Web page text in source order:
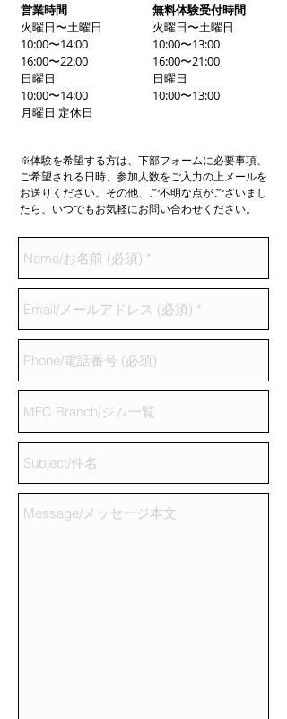
営業時間
火曜日〜土曜日
10:00〜14:00
16:00〜22:00
日曜日
10:00〜14:00
月曜日 定休日
無料体験受付時間
火曜日〜土曜日
10:00〜13:00
16:00〜21:00
日曜日
10:00〜13:00
※体験を希望する方は、下部フォームに必要事項、
ご希望される日時、参加人数をご入力の上メールを
お送りください。その他、ご不明な点がございまし
たら、いつでもお気軽にお問い合わせください。